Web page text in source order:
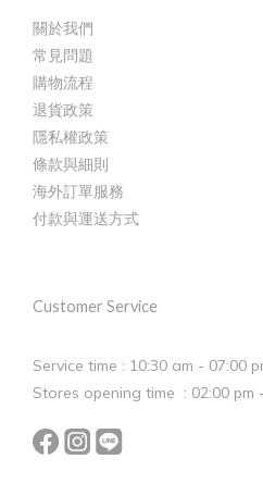
關於我們
常見問題
購物流程
退貨政策
隱私權政策
條款與細則
海外訂單服務
付款與運送方式
Customer Service
Service time : 10:30 am - 07:00
Stores opening time : 02:00 pm